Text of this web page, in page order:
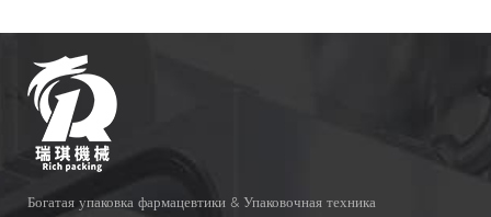
Богатая упаковка фармацевтики & Упаковочная техника